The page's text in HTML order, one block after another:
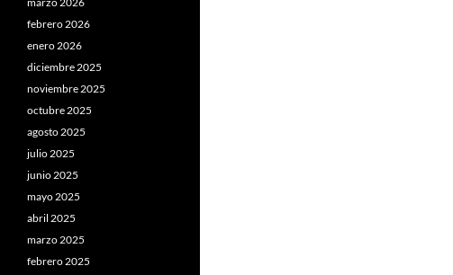
febrero 2026
enero 2026
diciembre 2025
noviembre 2025
octubre 2025
agosto 2025
julio 2025
junio 2025
mayo 2025
abril 2025
marzo 2025
febrero 2025